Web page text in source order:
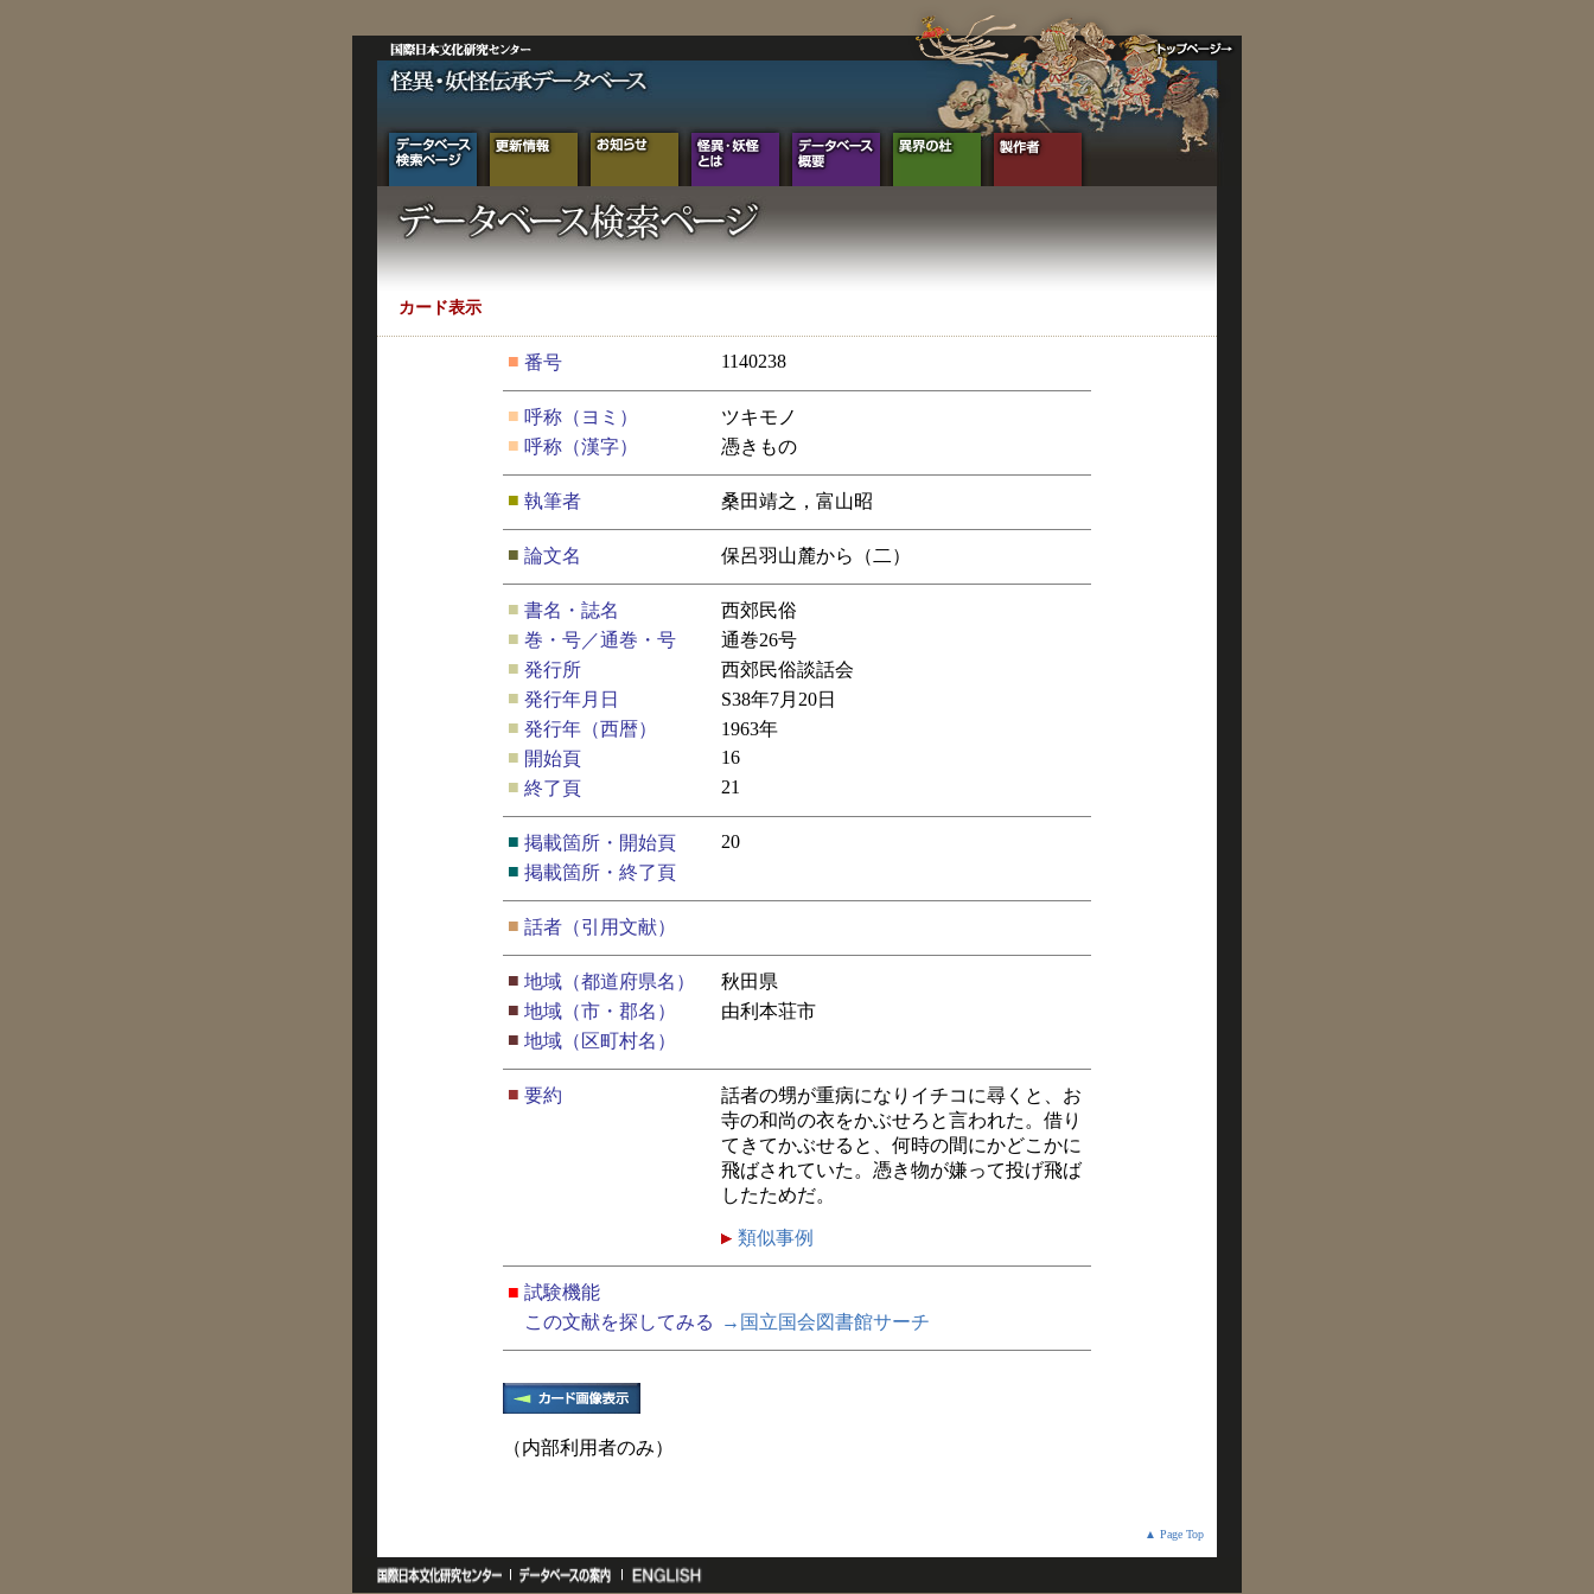
カード表示
■ 番号 1140238
■ 呼称（ヨミ）
ツキモノ
■ 呼称（漢字） 憑きもの
■ 執筆者 桑田靖之，富山昭
■ 論文名 保呂羽山麓から（二）
■ 書名・誌名
西郊民俗
■ 巻・号／通巻・号
通巻26号
■ 発行所
西郊民俗談話会
■ 発行年月日
S38年7月20日
■ 発行年（西暦）
1963年
■ 開始頁
16
■ 終了頁 21
■ 掲載箇所・開始頁
20
■ 掲載箇所・終了頁
■ 話者（引用文献）
■ 地域（都道府県名）
秋田県
■ 地域（市・郡名）
由利本荘市
■ 地域（区町村名）
■ 要約
話者の甥が重病になりイチコに尋くと、お
寺の和尚の衣をかぶせろと言われた。借り
てきてかぶせると、何時の間にかどこかに
飛ばされていた。憑き物が嫌って投げ飛ば
したためだ。
類似事例
■ 試験機能
この文献を探してみる
→国立国会図書館サーチ
（内部利用者のみ）
▲ Page Top